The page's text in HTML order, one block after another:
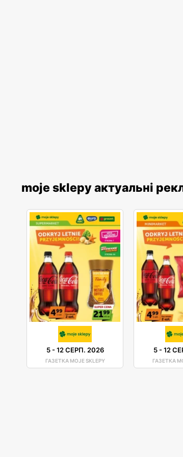
moje sklepy актуальні
5-12 СЕРП. 2026
ГАЗЕТКА MOJE SKLEPY
5-12
ГАЗЕТКА